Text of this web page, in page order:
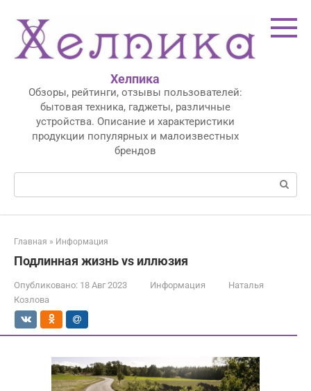
контенту
Хелпика
Обзоры, рейтинги, отзывы пользователей:
бытовая техника, гаджеты, различные
устройства. Описание и характеристики
продукции популярных и малоизвестных
брендов
Поиск:
Главная » Информация
Подлинная жизнь vs иллюзия
Опубликовано: 18 Авг 2023 Информация
Наталья
Козлова